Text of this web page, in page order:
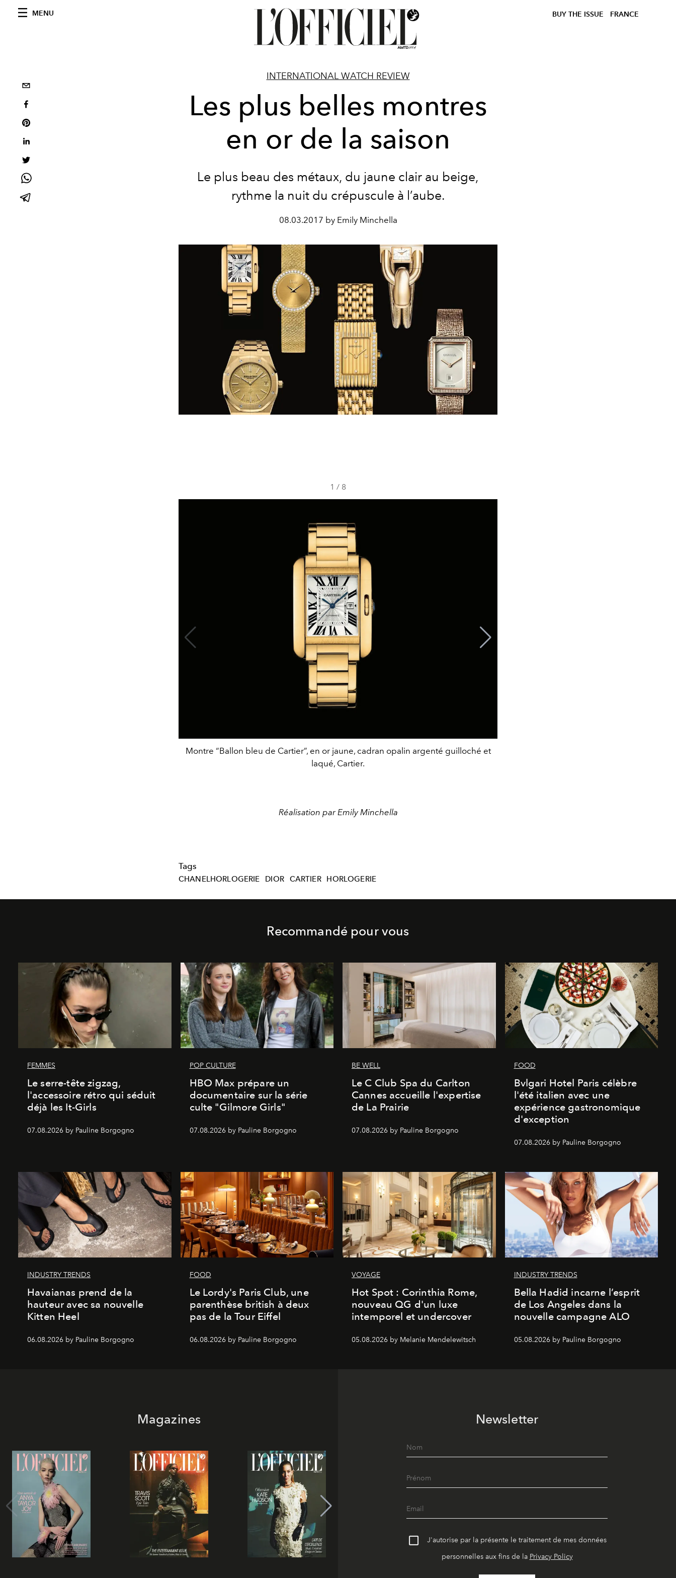
MENU BUY THE ISSUE FRANCE
INTERNATIONAL WATCH REVIEW
Les plus belles montres
en or de la saison
Le plus beau des métaux, du jaune clair au beige,
rythme la nuit du crépuscule à l’aube.
08.03.2017 by Emily Minchella
1 / 8
Montre “Ballon bleu de Cartier”, en or jaune, cadran opalin argenté guilloché et
laqué, Cartier.
Réalisation par Emily Minchella
Tags
CHANELHORLOGERIE DIOR CARTIER HORLOGERIE
Recommandé pour vous
FEMMES
Le serre-tête zigzag,
l'accessoire rétro qui séduit
déjà les It-Girls
07.08.2026 by Pauline Borgogno
POP CULTURE
HBO Max prépare un
documentaire sur la série
culte "Gilmore Girls"
07.08.2026 by Pauline Borgogno
BE WELL
Le C Club Spa du Carlton
Cannes accueille l'expertise
de La Prairie
07.08.2026 by Pauline Borgogno
FOOD
Bvlgari Hotel Paris célèbre
l'été italien avec une
expérience gastronomique
d'exception
07.08.2026 by Pauline Borgogno
INDUSTRY TRENDS
Havaianas prend de la
hauteur avec sa nouvelle
Kitten Heel
06.08.2026 by Pauline Borgogno
FOOD
Le Lordy's Paris Club, une
parenthèse british à deux
pas de la Tour Eiffel
06.08.2026 by Pauline Borgogno
VOYAGE
Hot Spot : Corinthia Rome,
nouveau QG d'un luxe
intemporel et undercover
05.08.2026 by Melanie Mendelewitsch
INDUSTRY TRENDS
Bella Hadid incarne l’esprit
de Los Angeles dans la
nouvelle campagne ALO
05.08.2026 by Pauline Borgogno
Magazines Newsletter
J'autorise par la présente le traitement de mes données
personnelles aux fins de la Privacy Policy